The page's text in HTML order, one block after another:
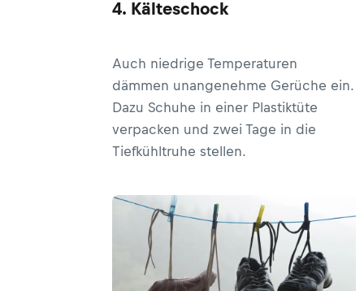
4. Kälteschock
Auch niedrige Temperaturen
dämmen unangenehme Gerüche ein.
Dazu Schuhe in einer Plastiktüte
verpacken und zwei Tage in die
Tiefkühltruhe stellen.